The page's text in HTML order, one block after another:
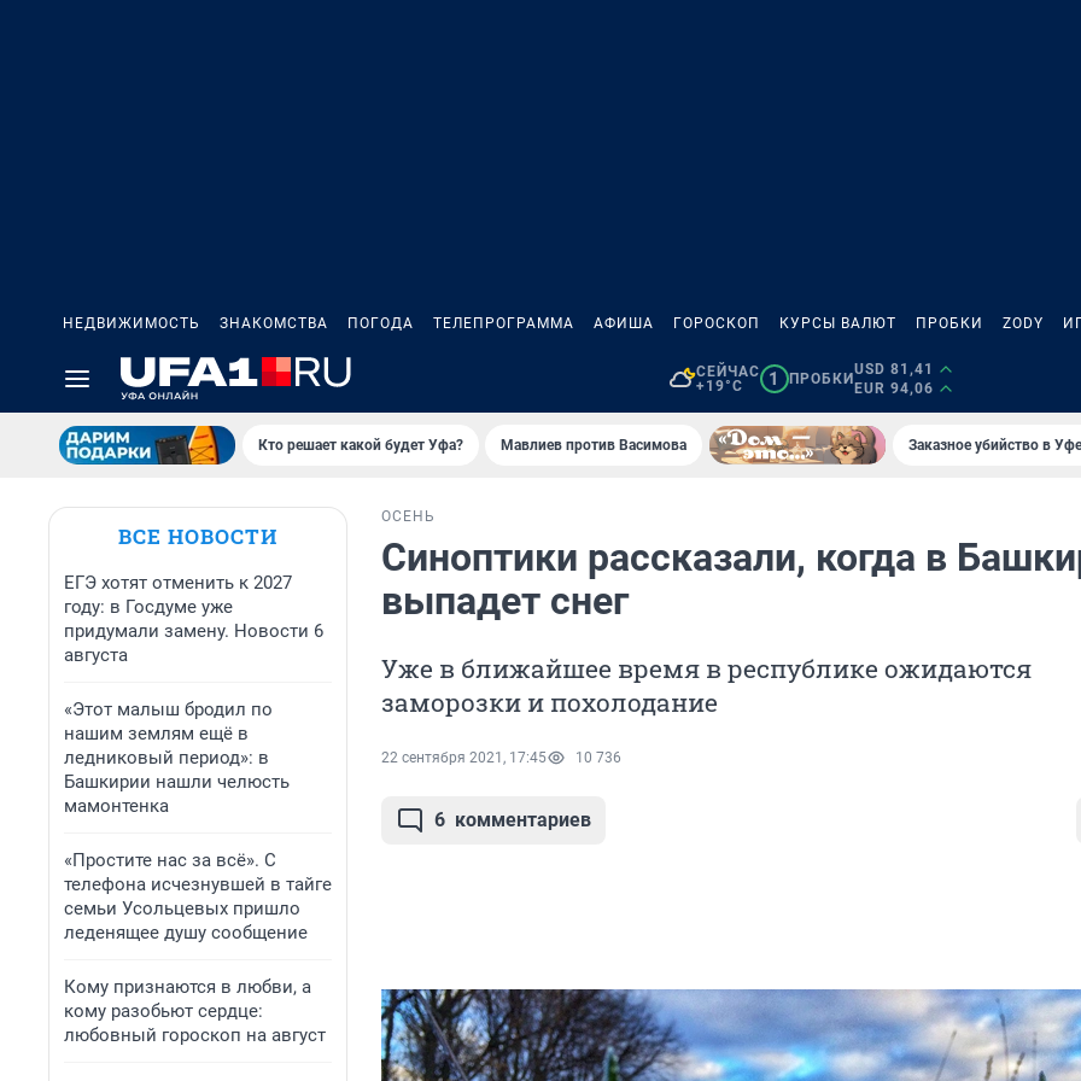
НЕДВИЖИМОСТЬ ЗНАКОМСТВА ПОГОДА ТЕЛЕПРОГРАММА АФИША ГОРОСКОП КУРСЫ ВАЛЮТ ПРОБКИ ZODY
СЕЙЧАС
+19°C
1 ПРОБКИ
USD 81,41
EUR 94,06
Кто решает какой будет Уфа? Мавлиев против Васимова Заказное убийство в
ВСЕ НОВОСТИ
ЕГЭ хотят отменить к 2027
году: в Госдуме уже
придумали замену. Новости 6
августа
«Этот малыш бродил по
нашим землям ещё в
ледниковый период»: в
Башкирии нашли челюсть
мамонтенка
«Простите нас за всё». С
телефона исчезнувшей в тайге
семьи Усольцевых пришло
леденящее душу сообщение
Кому признаются в любви, а
кому разобьют сердце:
любовный гороскоп на август
ОСЕНЬ
Синоптики рассказали, когда в
выпадет снег
Уже в ближайшее время в республике ожидаются
заморозки и похолодание
22 сентября 2021, 17:45 10 736
6 комментариев